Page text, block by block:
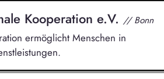
Kooperation e.V. // Bonn
ermöglicht Menschen in